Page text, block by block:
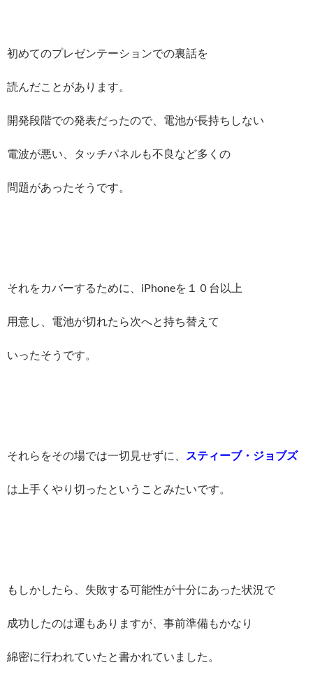
初めてのプレゼンテーションでの裏話を
読んだことがあります。
開発段階での発表だったので、電池が長持ちしない
電波が悪い、タッチパネルも不良など多くの
問題があったそうです。
それをカバーするために、iPhoneを１０台以上
用意し、電池が切れたら次へと持ち替えて
いったそうです。
それらをその場では一切見せずに、 スティーブ・ジョブズ
は上手くやり切ったということみたいです。
もしかしたら、失敗する可能性が十分にあった状況で
成功したのは運もありますが、事前準備もかなり
綿密に行われていたと書かれていました。